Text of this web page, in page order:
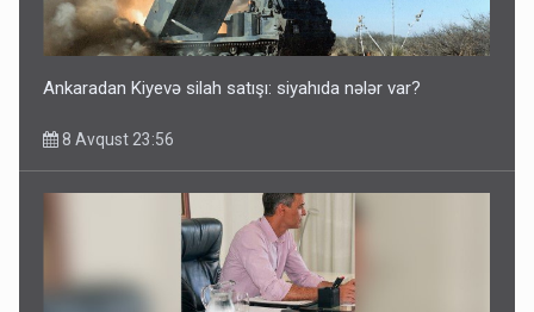
Azərbaycan bundan hər il 3 milyard dollar qazanacaq
8 Avqust 23:33
Ankaradan Kiyevə silah satışı: siyahıda nələr var?
8 Avqust 23:56